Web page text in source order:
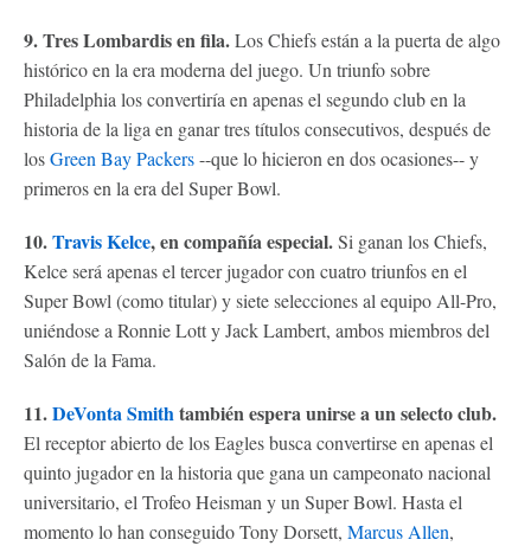
9. Tres Lombardis en fila.Los Chiefs están a la puerta de algo
histórico en la era moderna del juego. Un triunfo sobre
Philadelphia los convertiría en apenas el segundo club en la
historia de la liga en ganar tres títulos consecutivos, después de
losGreen Bay Packers--que lo hicieron en dos ocasiones-- y
primeros en la era del Super Bowl.
10.Travis Kelce, en compañía especial.Si ganan los Chiefs,
Kelce será apenas el tercer jugador con cuatro triunfos en el
Super Bowl (como titular) y siete selecciones al equipo All-Pro,
uniéndose a Ronnie Lott y Jack Lambert, ambos miembros del
Salón de la Fama.
11.DeVonta Smithtambién espera unirse a un selecto club.
El receptor abierto de los Eagles busca convertirse en apenas el
quinto jugador en la historia que gana un campeonato nacional
universitario, el Trofeo Heisman y un Super Bowl. Hasta el
momento lo han conseguido Tony Dorsett, Marcus Allen,